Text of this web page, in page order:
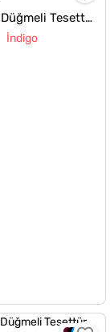
Gülseli Ön Düğmeli Tesettür Elbise
İndigo